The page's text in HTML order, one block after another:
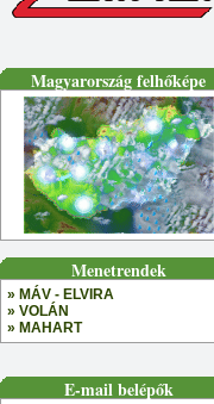
Magyarország felhőképe
Menetrendek
» MÁV - ELVIRA
» VOLÁN
» MAHART
E-mail belépők